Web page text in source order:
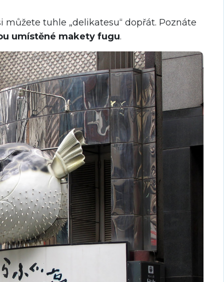
můžete tuhle „delikatesu“ dopřát. Poznáte
umístěné makety fugu.